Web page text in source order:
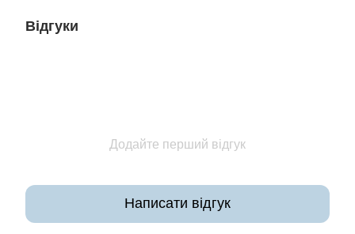
Відгуки
Додайте перший відгук
Написати відгук